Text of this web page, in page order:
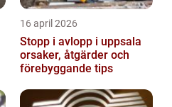
16 april 2026
Stopp i avlopp i uppsala
orsaker, åtgärder och
förebyggande tips